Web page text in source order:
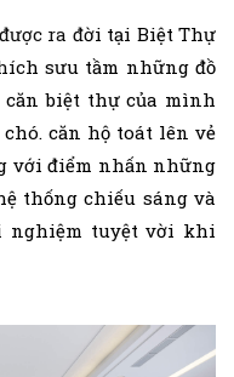
ra đời tại Biệt Thự
sưu tầm những đồ
biệt thự của mình
căn hộ toát lên vẻ
với điểm nhấn những
thống chiếu sáng và
nghiệm tuyệt vời khi